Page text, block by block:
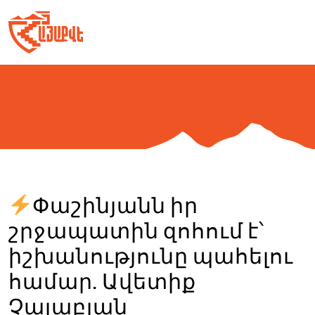
to
content
Փաշինյանն իր
շրջապատին զոհում է՝
իշխանությունը պահելու
համար. Ավետիք
Չալաբյան